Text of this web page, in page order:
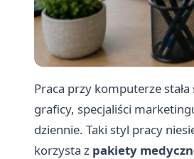
Praca przy komputerze
graficy, specjaliści
dziennie. Taki styl pracy
korzysta z pakiety